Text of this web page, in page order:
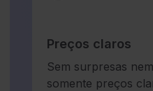
Preços claros
Sem surpresas
somente preços